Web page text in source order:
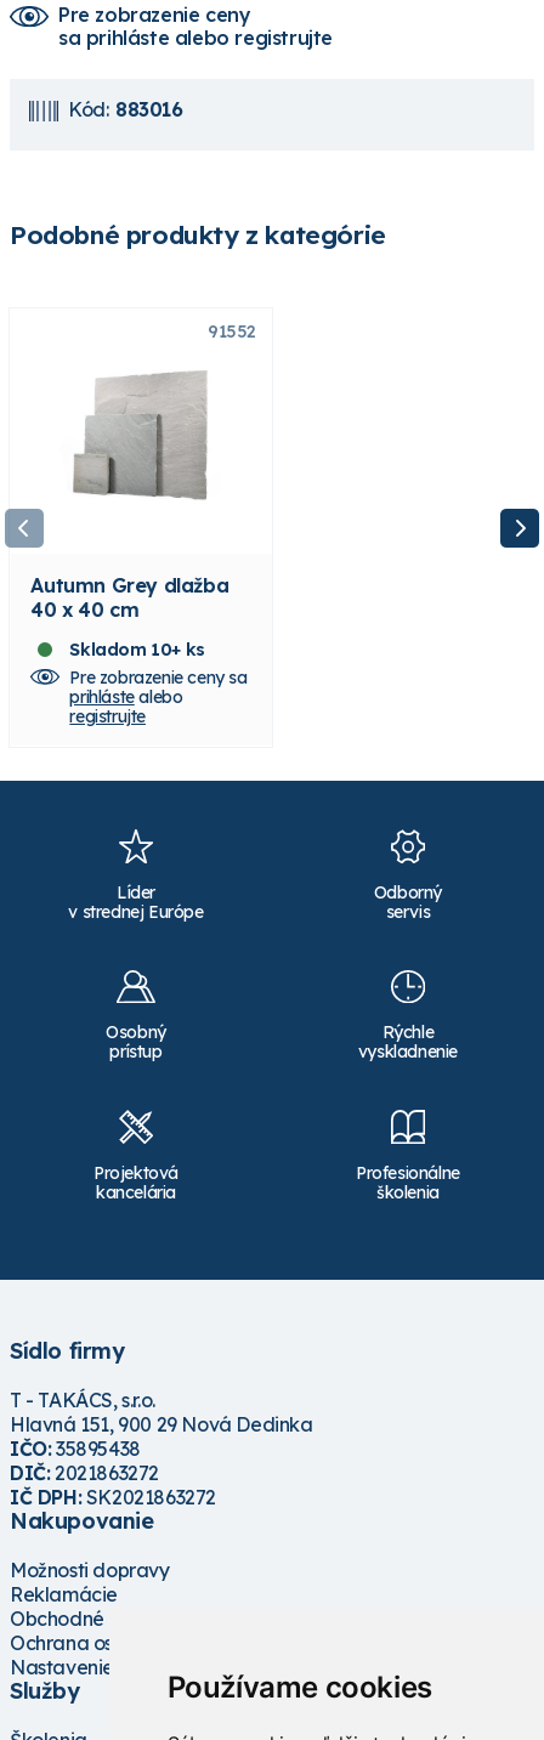
Používame cookies
Pre zobrazenie ceny
sa prihláste alebo registrujte
Kód: 883016
Podobné produkty z kategórie
91552
Autumn Grey dlažba
40 x 40 cm
Skladom 10+ ks
Pre zobrazenie ceny sa
prihlástealebo
registrujte
Líder
v strednej Európe
Odborný
servis
Osobný
prístup
Rýchle
vyskladnenie
Projektová
kancelária
Profesionálne
školenia
Sídlo firmy
T - TAKÁCS, s.r.o.
Hlavná 151, 900 29 Nová Dedinka
IČO:35895438
DIČ:2021863272
IČ DPH:SK2021863272
Nakupovanie
Možnosti dopravy
Reklamácie
Obchodné podmienky
Ochrana osobných údajov
Nastavenie cookies
Služby